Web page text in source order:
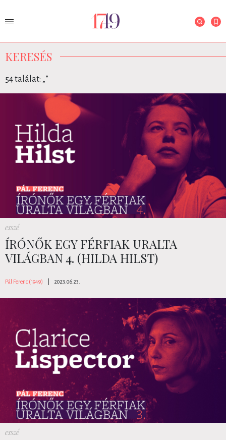
KERESÉS
54 találat: „”
esszé
ÍRÓNŐK EGY FÉRFIAK URALTA
VILÁGBAN 4. (HILDA HILST)
Pál Ferenc (1949) 2023.06.23.
esszé